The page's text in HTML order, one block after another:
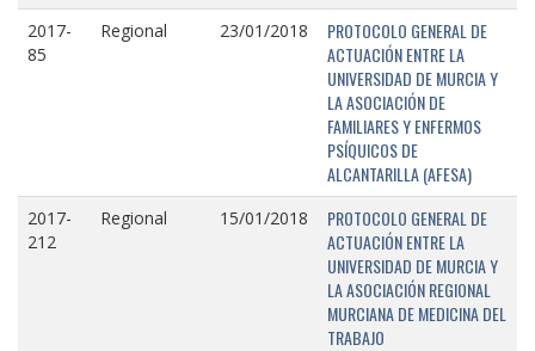
2017-
85
Regional 23/01/2018
PROTOCOLO GENERAL DE
ACTUACIÓN ENTRE LA
UNIVERSIDAD DE MURCIA Y
LA ASOCIACIÓN DE
FAMILIARES Y ENFERMOS
PSÍQUICOS DE
ALCANTARILLA (AFESA)
2017-
212
Regional 15/01/2018
PROTOCOLO GENERAL DE
ACTUACIÓN ENTRE LA
UNIVERSIDAD DE MURCIA Y
LA ASOCIACIÓN REGIONAL
MURCIANA DE MEDICINA DEL
TRABAJO